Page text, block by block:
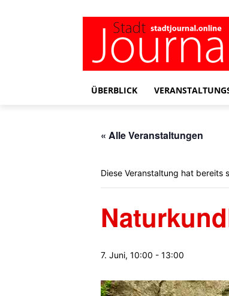
ÜBERBLICK
« Alle Veranstaltungen
Diese Veranstaltung hat bereits
7. Juni, 10:00 - 13:00